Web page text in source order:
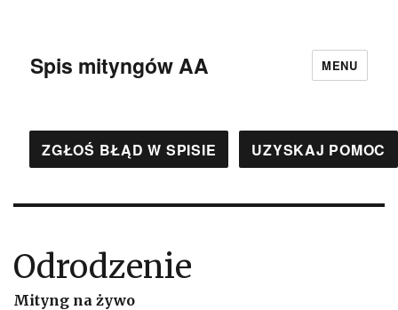
Spis mityngów AA MENU
ZGŁOŚ BŁĄD W SPISIE UZYSKAJ POMOC
Odrodzenie
Mityng na żywo